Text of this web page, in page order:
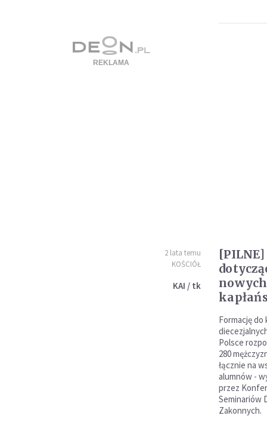
2 lata temu
KOŚCIÓŁ
KAI / tk
Formację do
Polsce
280
łącznie na
alumnów -
przez
Seminariów
Zakonnych.